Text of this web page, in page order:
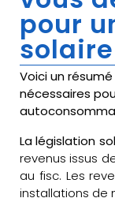
pour
Voici un
nécessaires
La législation
revenus issus
au fisc. Les
installations de